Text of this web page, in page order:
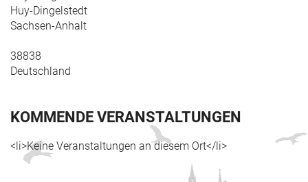
Huy-Dingelstedt
Sachsen-Anhalt
38838
Deutschland
KOMMENDE VERANSTALTUNGEN
<li>Keine Veranstaltungen an diesem Ort</li>